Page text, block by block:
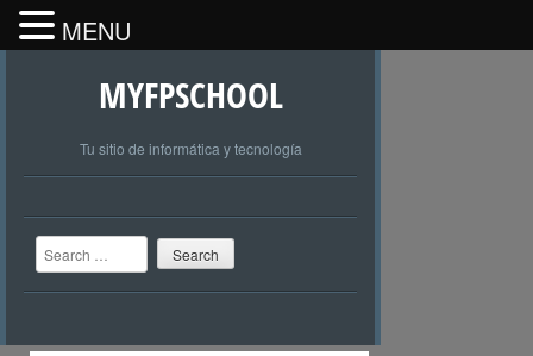
MYFPSCHOOL
Tu sitio de informática y tecnología
Search
MENU